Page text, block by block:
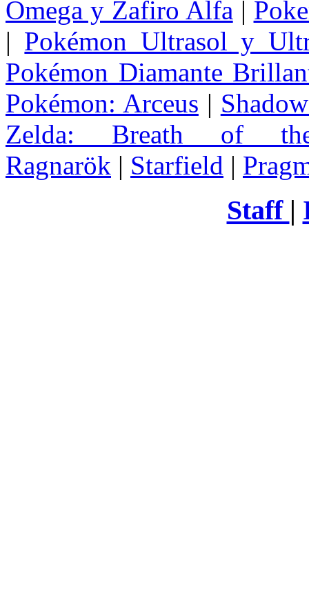
Omega y Zafiro Alfa |
| Pokémon Ultrasol y
Pokémon Diamante
Pokémon: Arceus |
Zelda: Breath of
Ragnarök | Starfield |
Staff |